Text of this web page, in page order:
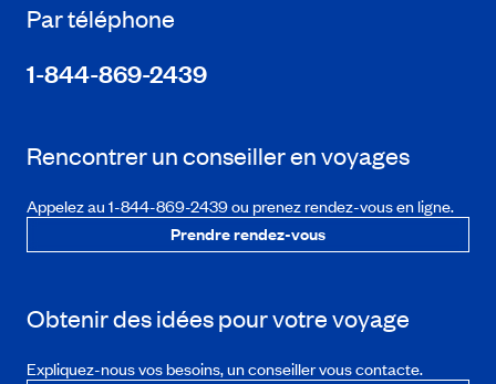
Par téléphone
1-844-869-2439
Rencontrer un conseiller en voyages
Appelez au 1-844-869-2439 ou prenez rendez-vous en ligne.
Prendre rendez-vous
Obtenir des idées pour votre voyage
Expliquez-nous vos besoins, un conseiller vous contacte.